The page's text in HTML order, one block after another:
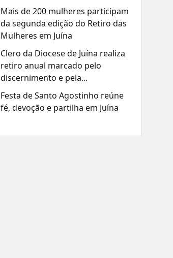
Mais de 200 mulheres participam
da segunda edição do Retiro das
Mulheres em Juína
Clero da Diocese de Juína realiza
retiro anual marcado pelo
discernimento e pela...
Festa de Santo Agostinho reúne
fé, devoção e partilha em Juína